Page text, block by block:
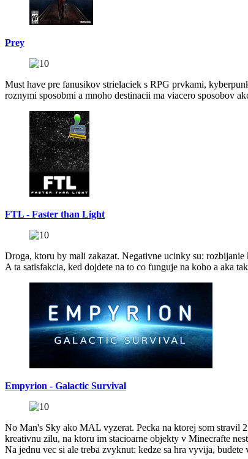
Prey
Must have pre fanusikov strielaciek s RPG prvkami,
roznymi sposobmi a mnoho destinacii ma viacero sposobov
FTL - Faster than Light
Droga, ktoru by mali zakazat. Negativne ucinky su:
A ta satisfakcia, ked dojdete na to co funguje na koho a aka
Empyrion - Galactic Survival
No Man's Sky ako MAL vyzerat. Pecka na ktorej som stravil
kreativnu zilu, na ktoru im stacioarne objekty v Minecrafte
Na jednu vec si ale treba zvyknut: kedze sa hra vyvija,